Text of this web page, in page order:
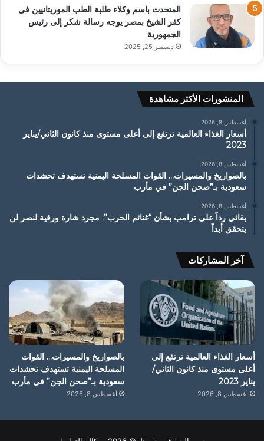
المتحدث باسم وكلاء طلبة الطب الموريتانيين في
كفر الشيخ بمصر يوجه رسالة شكر إلى رئيس
الجمهورية
ديسمبر 25, 2025
المنشورات الأكثر مشاهدة
أغسطس 8, 2026
أسعار الغذاء العالمية ترتفع إلى أعلى مستوى منذ كانون الثاني/يناير
2023
أغسطس 8, 2026
بالصواريخ والمسيرات… القوات المسلحة اليمنية تستهدف تحشدات
سعودية بـ”صحن الجن” في مأرب
أغسطس 8, 2026
بقائي رداً على ترامب بشأن “غنائم الحرب”: مجرد شارة ورقية لنصر لن
يتحقق أبداً
آخر المشاركات
أسعار الغذاء العالمية ترتفع إلى
أعلى مستوى منذ كانون الثاني/
يناير 2023
أغسطس 8, 2026
بالصواريخ والمسيرات… القوات
المسلحة اليمنية تستهدف تحشدات
سعودية بـ”صحن الجن” في مأرب
أغسطس 8, 2026